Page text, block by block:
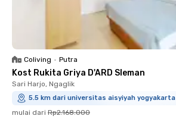
Coliving • Putra
Kost Rukita Griya D'ARD Sleman
Sari Harjo, Ngaglik
5.5 km dari universitas aisyiyah yogyakarta
mulai dari Rp2.168.000